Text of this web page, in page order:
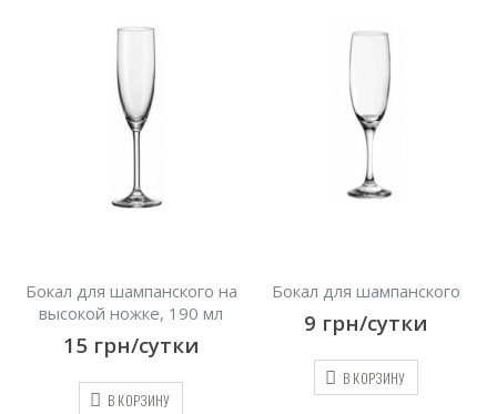
Бокал для шампанского на
высокой ножке, 190 мл
15 грн/сутки
В КОРЗИНУ
Бокал для шампанского
9 грн/сутки
В КОРЗИНУ